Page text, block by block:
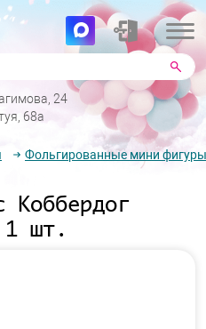
24
68а
Фольгированные мини фигуры
Коббердог
шт.